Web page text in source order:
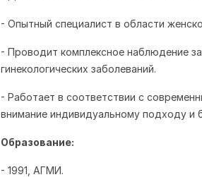
- Опытный специалист в области
- Проводит комплексное наблюдение
гинекологических заболеваний.
- Работает в соответствии с
внимание индивидуальному подходу и
Образование:
- 1991, АГМИ.